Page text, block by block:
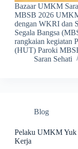
Bazaar UMKM
MBSB 2026
dengan WKRI dan
Segala Bangsa
rangkaian kegiatan
(HUT) Paroki
Saran Sehati
Blog
Pelaku UMKM Yuk
Kerja